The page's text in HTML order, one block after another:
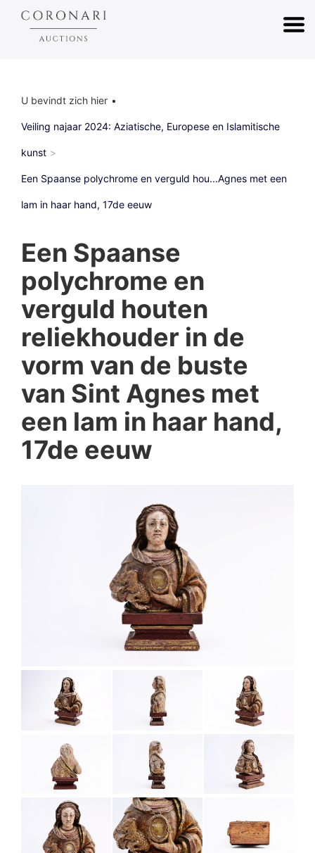
U bevindt zich hier
Veiling najaar 2024: Aziatische, Europese en Islamitische
kunst
Een Spaanse polychrome en verguld hou...Agnes met een
lam in haar hand, 17de eeuw
Een Spaanse
polychrome en
verguld houten
reliekhouder in de
vorm van de buste
van Sint Agnes met
een lam in haar hand,
17de eeuw